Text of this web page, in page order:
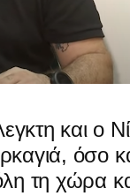
και ο
όσο
τη χώρα